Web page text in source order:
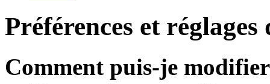
Préférences et
Comment puis-je modifier